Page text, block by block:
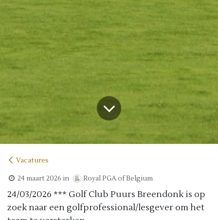
Vacatures
24 maart 2026 in Royal PGA of Belgium
24/03/2026 *** Golf Club Puurs Breendonk is op
zoek naar een golfprofessional/lesgever om het